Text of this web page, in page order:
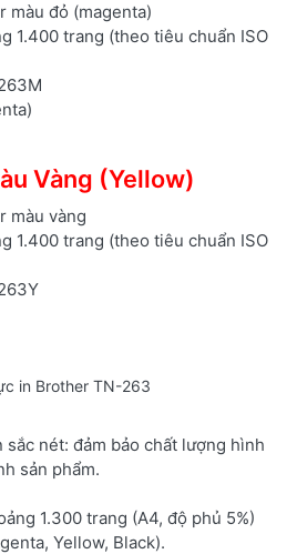
màu đỏ (magenta)
1.400 trang (theo tiêu chuẩn ISO
Vàng (Yellow)
màu vàng
1.400 trang (theo tiêu chuẩn ISO
in Brother TN-263
sắc nét: đảm bảo chất lượng hình
sản phẩm.
1.300 trang (A4, độ phủ 5%)
Yellow, Black).